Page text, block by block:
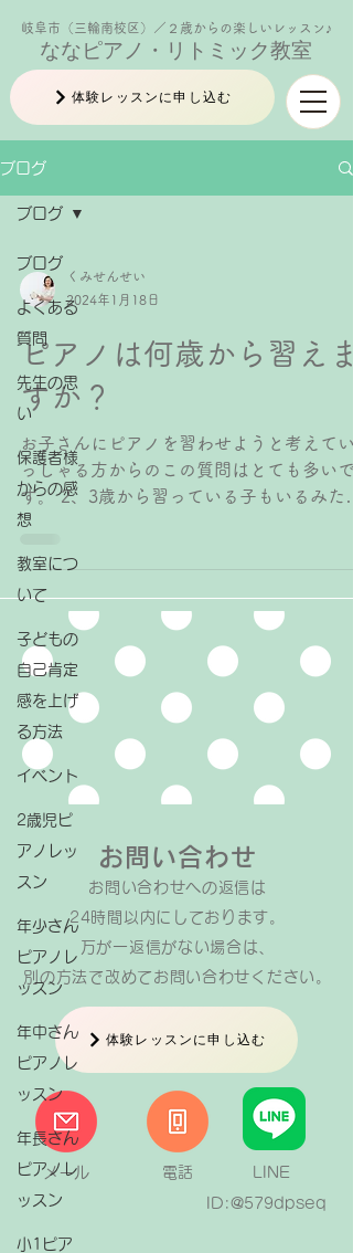
ななピアノ・リトミック教室
岐阜市（三輪南校区）／２歳からの楽しいレッスン♪
体験レッスンに申し込む
ブログ
ブログ
よくある
質問
先生の思
い
保護者様
からの感
想
教室につ
いて
子どもの
自己肯定
感を上げ
る方法
イベント
2歳児ピ
アノレッ
スン
年少さん
ピアノレ
ッスン
年中さん
ピアノレ
ッスン
年長さん
ピアノレ
ッスン
小1ピア
ブログ
くみせんせい
2024年1月18日
ピアノは何歳から習えま
すか？
お子さんにピアノを習わせようと考えてい
っしゃる方からのこの質問はとても多いで
す。 2、3歳から習っている子もいるみたい
だけど、早すぎるのでは？と思う方もいら
「ピアノを弾く」ことだけで言えば指をバ
バラに動かすことができるようになる4、5
歳くらいが良いですが、もっと早い年齢の
トミックから習い始めていただくことをお
すめしています✨ 私が2歳からのレッスン
リトミックを取り入れているのは、どんな
とでも吸収するスピードが速い小さな子に
そ、楽しく音楽に関わって欲しいからです
関連記事→ ピアノレッスンにリトミックを
取り入れている理由 ⁡ ピアノなど楽器を習
上で最も大切な「音楽って楽しい！」と思
気持ちを育てるには、小さいうちから身体
動きと音楽がピッタリ合った時の心地よさ
音楽を聴いて感じたことを全身を使って表
することの面白さなど、 楽しい音楽体験を
たくさん積むこと それがこれから先、ピア
ノを続けていく原動力になります。 だから
まずは「リトミックから」 お子さんに小さ
いうちから音楽を楽しむ経験をして
お問い合わせ
お問い合わせへの返信は​
24時間以内にしております。
万が一返信がない場合は、
​別の方法で改めてお問い合わせください。
体験レッスンに申し込む
メール 電話
LINE
ID:@579dpseq